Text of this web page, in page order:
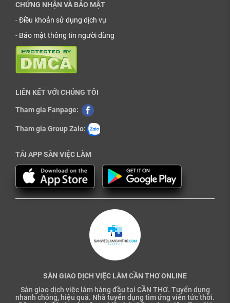
CHỨNG NHẬN VÀ BẢO MẬT
-Điều khoản sử dụng dịch vụ
- Bảo mật thông tin người dùng
LIÊN KẾT VỚI CHÚNG TÔI
Tham gia Fanpage:
Tham gia Group Zalo:
TẢI APP SÀN VIỆC LÀM
SÀN GIAO DỊCH VIỆC LÀM CẦN THƠ ONLINE
Sàn giao dịch việc làm hàng đầu tại CẦN THƠ. Tuyển dụng
nhanh chóng, hiệu quả. Nhà tuyển dụng tìm ứng viên tức thời.